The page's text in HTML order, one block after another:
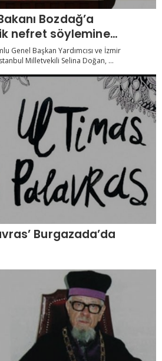
Bozdağ’a
nefret söylemine
Genel Başkan Yardımcısı ve İzmir
Milletvekili Selina Doğan, ...
Burgazada’da